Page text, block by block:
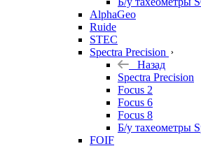
AlphaGeo
Ruide
STEC
Spectra Precision
Назад
Spectra Precision
Focus 2
Focus 6
Focus 8
Б/у тахеометры
FOIF